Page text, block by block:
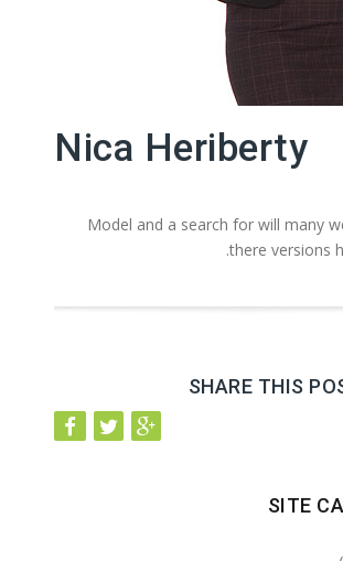
Nica Heriberty
Model and a search for will many
there versions
SHARE THIS
SITE